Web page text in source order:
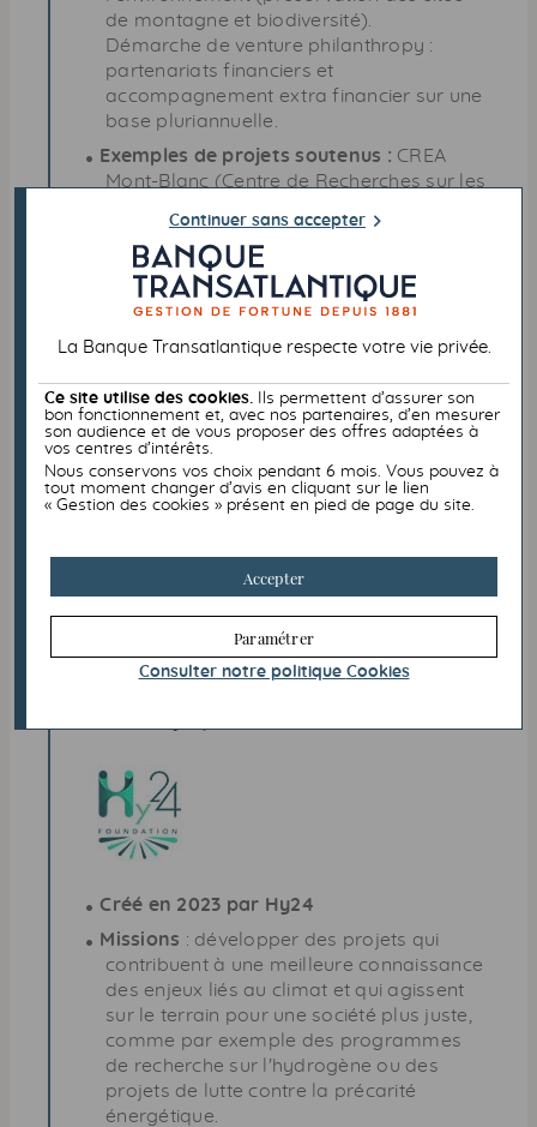
de montagne et biodiversité).
Démarche de venture philanthropy :
partenariats financiers et
accompagnement extra financier sur une
base pluriannuelle.
Exemples de projets soutenus : CREA
Mont-Blanc (Centre de Recherches sur les
Builder, Becomtech, De l'or dans les
mains
Fonds Florence de Ponthaud-Neyrat
Missions: soutenir la création artistique
Créé en 2023 par Hy24
Missions : développer des projets qui
contribuent à une meilleure connaissance
des enjeux liés au climat et qui agissent
sur le terrain pour une société plus juste,
comme par exemple des programmes
de recherche sur l'hydrogène ou des
projets de lutte contre la précarité
énergétique.
Continuer sans accepter
La Banque Transatlantique respecte votre vie privée.
Ce site utilise des cookies. Ils permettent d’assurer son
bon fonctionnement et, avec nos partenaires, d’en mesurer
son audience et de vous proposer des offres adaptées à
vos centres d’intérêts.
Nous conservons vos choix pendant 6 mois. Vous pouvez à
tout moment changer d’avis en cliquant sur le lien
« Gestion des cookies » présent en pied de page du site.
Accepter
Paramétrer
Consulter notre politique Cookies